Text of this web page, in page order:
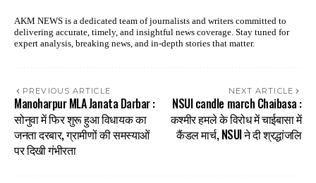
AKM NEWS is a dedicated team of journalists and writers committed to
delivering accurate, timely, and insightful news coverage. Stay tuned for
expert analysis, breaking news, and in-depth stories that matter.
PREVIOUS ARTICLE
Manoharpur MLA Janata Darbar :
सोनुवा में फिर शुरू हुआ विधायक का
जनता दरबार, ग्रामीणों की समस्याओं
पर दिखी गंभीरता
NEXT ARTICLE
NSUI candle march Chaibasa :
कश्मीर हमले के विरोध में चाईबासा में
कैंडल मार्च, NSUI ने दी श्रद्धांजलि